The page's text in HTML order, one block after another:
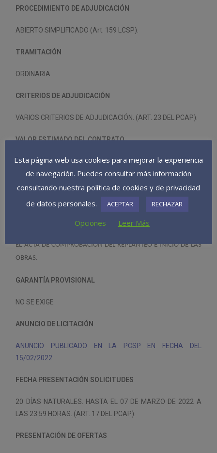
PROCEDIMIENTO DE ADJUDICACIÓN
ABIERTO SIMPLIFICADO (Art. 159 LCSP).
TRAMITACIÓN
ORDINARIA
CRITERIOS DE ADJUDICACIÓN
VARIOS CRITERIOS DE ADJUDICACIÓN. (ART. 23 DEL PCAP).
VALOR ESTIMADO DEL CONTRATO
129.720,34 € IVA EXCLUIDO.
EL PLAZO DE EJECUCIÓN DEL CONTRATO SERÁ DE 8MESES,
CONFORME A LA ESTIMACIÓN DEL PLAZO DE EJECUCIÓN QUE
EL ACTA DE COMPROBACIÓN DEL REPLANTEO E INICIO DE LAS
OBRAS.
GARANTÍA PROVISIONAL
NO SE EXIGE
ANUNCIO DE LICITACIÓN
ANUNCIO PUBLICADO EN LA PCSP EN FECHA DEL
15/02/2022.
FECHA PRESENTACIÓN SOLICITUDES
20 DÍAS NATURALES. HASTA EL 07 DE MARZO DE 2022 A
LAS 23:59 HORAS. (ART. 17 DEL PCAP).
PRESENTACIÓN DE OFERTAS
Esta página web usa cookies para mejorar la experiencia
de navegación. Puedes consultar más información
consultando nuestra política de cookies y de privacidad
de datos personales.
ACEPTAR RECHAZAR
Opciones Leer Más